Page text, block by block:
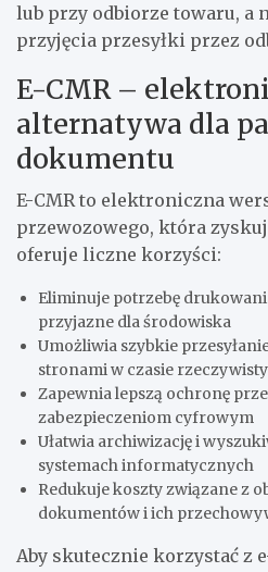
lub przy odbiorze towaru, a
przyjęcia przesyłki przez
E-CMR –
alternatywa dla
dokumentu
E-CMR to elektroniczna
przewozowego, która
oferuje liczne korzyści:
Eliminuje potrzebę
przyjazne dla środowiska
Umożliwia szybkie
stronami w czasie
Zapewnia lepszą ochronę
zabezpieczeniom cyfrowym
Ułatwia archiwizację i
systemach informatycznych
Redukuje koszty związane z
dokumentów i ich
Aby skutecznie korzystać z